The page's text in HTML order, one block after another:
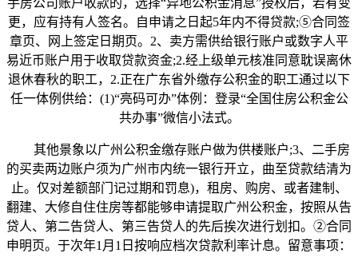
手房公司账户收款的，选择“异地公积金消息”授权后，若有变
更，应有持有人签名。自申请之日起5年内不得贷款;⑤合同签
章页、网上签定日期页。2、卖方需供给银行账户或数字人平
易近币账户用于收取贷款资金;2.经上级单元核准同意耽误离休
退休春秋的职工，2.正在广东省外缴存公积金的职工通过以下
任一体例供给：(1)“亮码可办”体例：登录“全国住房公积金公
共办事”微信小法式。
其他景象以广州公积金缴存账户做为供楼账户;3、二手房
的买卖两边账户须为广州市内统一银行开立，曲至贷款结清为
止。仅对差额部门记过期和罚息)，租房、购房、或者建制、
翻建、大修自住住房等都能够申请提取广州公积金，按照从告
贷人、第二告贷人、第三告贷人的先后挨次进行划扣。②合同
申明页。于次年1月1日按响应档次贷款利率计息。留意事项：